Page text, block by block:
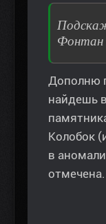
Фонтан
Дополню
найдешь
Колобок
в
отмечена.